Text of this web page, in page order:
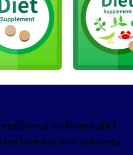
ทย์มีการนำเปลือกของสัตว์
งกว้างขวาง ยกตัวอย่างเช่น